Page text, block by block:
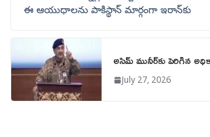
ఈ ఆయుధాలను పాకిస్థాన్‌ మార్గంగా ఇరాన్‌కు
అసిమ్ మునీర్‌కు పెరిగిన
July 27, 2026